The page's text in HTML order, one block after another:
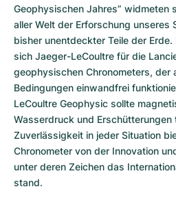
Geophysischen Jahres” widmeten
aller Welt der Erforschung unseres
bisher unentdeckter Teile der
sich Jaeger-LeCoultre für die
geophysischen Chronometers, der
Bedingungen einwandfrei
LeCoultre Geophysic sollte
Wasserdruck und
Zuverlässigkeit in jeder Situation
Chronometer von der Innovation
unter deren Zeichen das
stand.